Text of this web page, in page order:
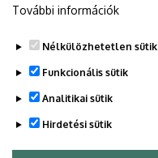
További információk
Nélkülözhetetlen sütik
Funkcionális sütik
Analitikai sütik
Hirdetési sütik